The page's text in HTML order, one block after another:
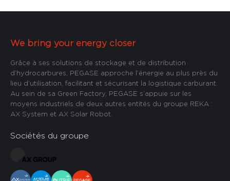
We bring your energy closer
Grâce à ses solutions de stockage et de distribution
d’hydrocarbures, PEGASE approche l’énergie au plus près du
lieu d’utilisation, facilitant et sécurisant la logistique carburant.
Au sein de sa Green Factory, PEGASE s’appuie sur les
moyens industriels de deux autres entités du groupe REKA :
AX System et AX Solar Robot.
Sociétés du groupe